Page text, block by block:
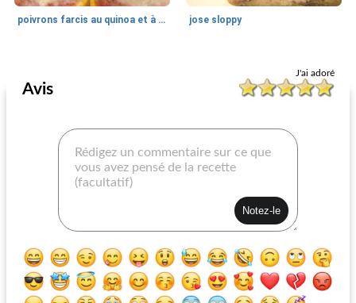
poivrons farcis au quinoa et à la dinde en poudre jose sloppy
chili à la citrouille et à la dinde
J'ai adoré
Avis